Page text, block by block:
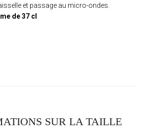
et passage au micro-ondes.
de 37 cl
SUR LA TAILLE